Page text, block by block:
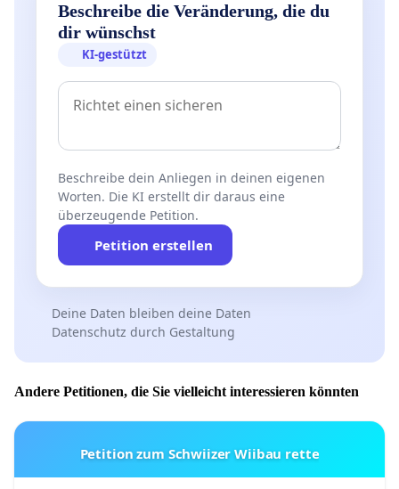
Beschreibe die Veränderung, die du
dir wünschst
KI-gestützt
Beschreibe dein Anliegen in deinen eigenen
Worten. Die KI erstellt dir daraus eine
überzeugende Petition.
Petition erstellen
Deine Daten bleiben deine Daten
Datenschutz durch Gestaltung
Andere Petitionen, die Sie vielleicht interessieren könnten
Petition zum Schwiizer Wiibau rette